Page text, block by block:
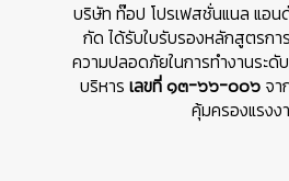
บริษัท ท๊อป โปรเฟสชั่นแนล แอน
กัด ได้รับใบรับรองหลักสูตรกา
ความปลอดภัยในการทำงานระดั
บริหาร เลขที่ ๑๓-๖๖-๐๐๖ จา
คุ้มครองแรงง